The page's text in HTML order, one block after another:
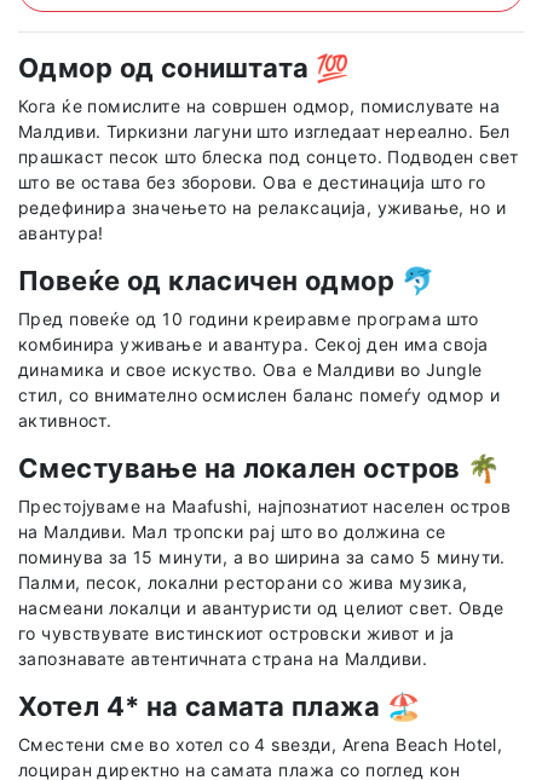
Одмор од соништата 💯
Кога ќе помислите на совршен одмор, помислувате на
Малдиви. Тиркизни лагуни што изгледаат нереално. Бел
прашкаст песок што блеска под сонцето. Подводен свет
што ве остава без зборови. Ова е дестинација што го
редефинира значењето на релаксација, уживање, но и
авантура!
Повеќе од класичен одмор 🐬
Пред повеќе од 10 години креиравме програма што
комбинира уживање и авантура. Секој ден има своја
динамика и свое искуство. Ова е Малдиви во Jungle
стил, со внимателно осмислен баланс помеѓу одмор и
активност.
Сместување на локален остров 🌴
Престојуваме на Maafushi, најпознатиот населен остров
на Малдиви. Мал тропски рај што во должина се
поминува за 15 минути, а во ширина за само 5 минути.
Палми, песок, локални ресторани со жива музика,
насмеани локалци и авантуристи од целиот свет. Овде
го чувствувате вистинскиот островски живот и ја
запознавате автентичната страна на Малдиви.
Хотел 4* на самата плажа 🏖️
Сместени сме во хотел со 4 ѕвезди, Arena Beach Hotel,
лоциран директно на самата плажа со поглед кон